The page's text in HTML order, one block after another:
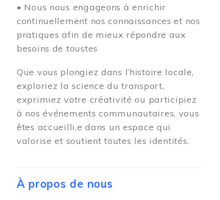
• Nous nous engageons à enrichir
continuellement nos connaissances et nos
pratiques afin de mieux répondre aux
besoins de toustes
Que vous plongiez dans l’histoire locale,
exploriez la science du transport,
exprimiez votre créativité ou participiez
à nos événements communautaires, vous
êtes accueilli.e dans un espace qui
valorise et soutient toutes les identités.
À propos de nous